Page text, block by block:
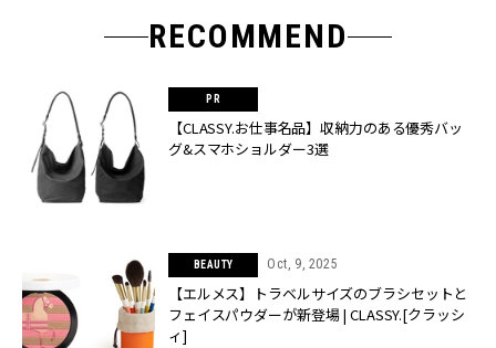
RECOMMEND
【CLASSY.お仕事名品】収納力のある優秀バッ
グ&スマホショルダー3選
BEAUTY Oct, 9, 2025
【エルメス】トラベルサイズのブラシセットと
フェイスパウダーが新登場 | CLASSY.[クラッシ
ィ]